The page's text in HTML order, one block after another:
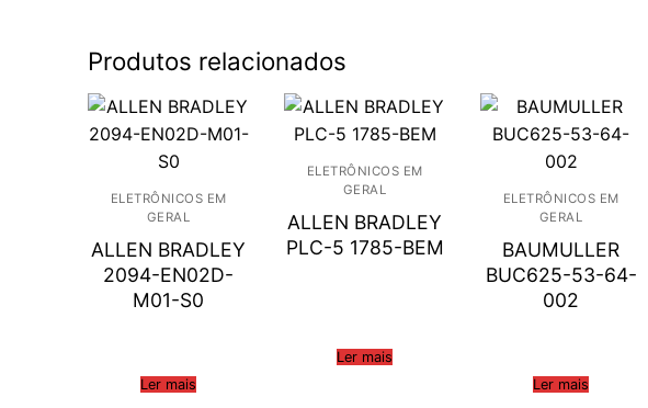
Produtos relacionados
ELETRÔNICOS EM
GERAL
ALLEN BRADLEY
2094-EN02D-
M01-S0
Ler mais
ELETRÔNICOS EM
GERAL
ALLEN BRADLEY
PLC-5 1785-BEM
Ler mais
ELETRÔNICOS EM
GERAL
BAUMULLER
BUC625-53-64-
002
Ler mais